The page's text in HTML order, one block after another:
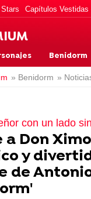
Capítulos Vestidas
Benidorm
» Benidorm »
con un lado
a Don
y
de